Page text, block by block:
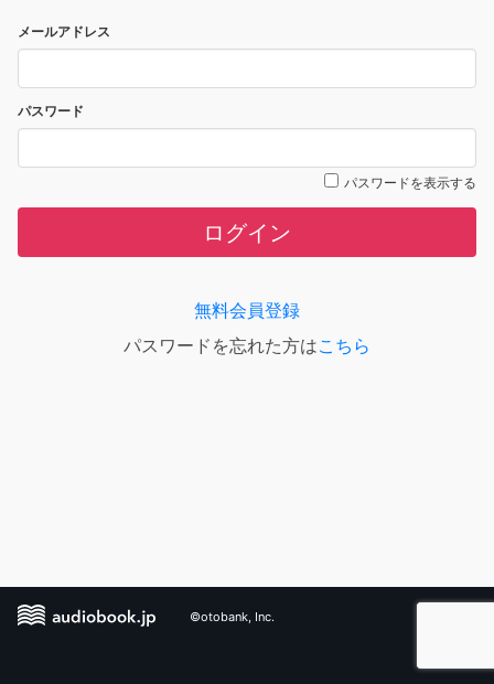
メールアドレス
パスワード
パスワードを表示する
ログイン
無料会員登録
パスワードを忘れた方はこちら
©otobank, Inc.